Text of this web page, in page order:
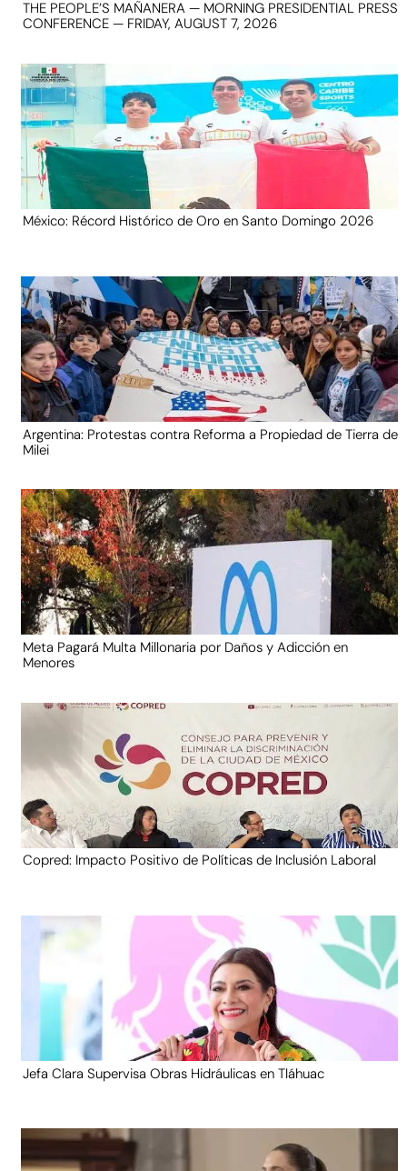
THE PEOPLE’S MAÑANERA — MORNING PRESIDENTIAL PRESS
CONFERENCE — FRIDAY, AUGUST 7, 2026
México: Récord Histórico de Oro en Santo Domingo 2026
Argentina: Protestas contra Reforma a Propiedad de Tierra de
Milei
Meta Pagará Multa Millonaria por Daños y Adicción en
Menores
Copred: Impacto Positivo de Políticas de Inclusión Laboral
Jefa Clara Supervisa Obras Hidráulicas en Tláhuac